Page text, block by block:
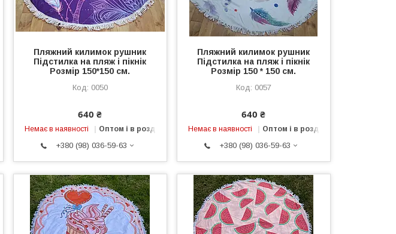
Пляжний килимок рушник
Підстилка на пляж і пікнік
Розмір 150*150 см.
0050
640 ₴
Немає в наявності Оптом і в роздріб
+380 (98) 036-59-63
Пляжний килимок рушник
Підстилка на пляж і пікнік
Розмір 150 * 150 см.
0057
640 ₴
Немає в наявності Оптом і в роздріб
+380 (98) 036-59-63